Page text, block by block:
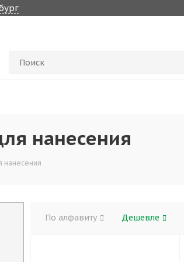
нанесения
нанесения
По алфавиту Дешевле